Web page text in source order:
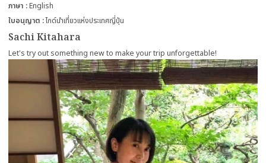
Sachi Kitahara
ภาษา English
ใบอนุญาต ไกด์นำเที่ยวแห่งประเทศญี่ปุ่น
Let's try out something new to make your trip unforgettable!
more